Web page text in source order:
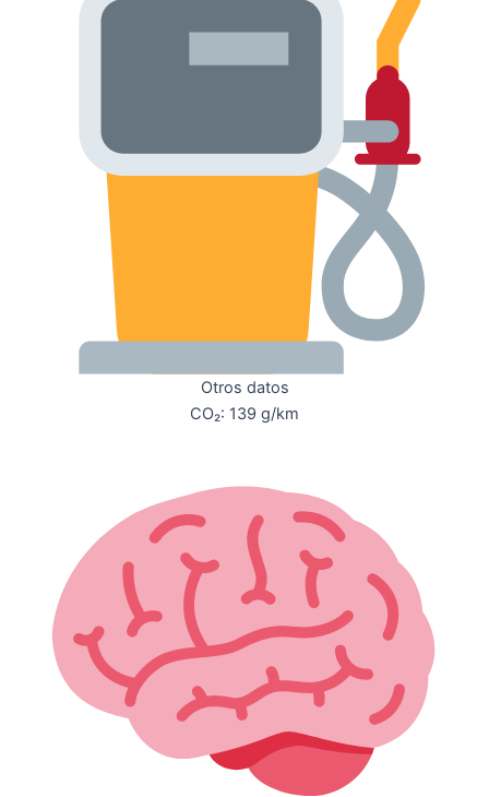
Otros datos
CO₂: 139 g/km